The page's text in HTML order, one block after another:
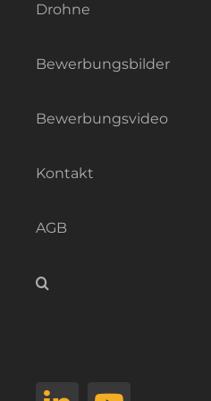
Drohne
Bewerbungsbilder
Bewerbungsvideo
Kontakt
AGB